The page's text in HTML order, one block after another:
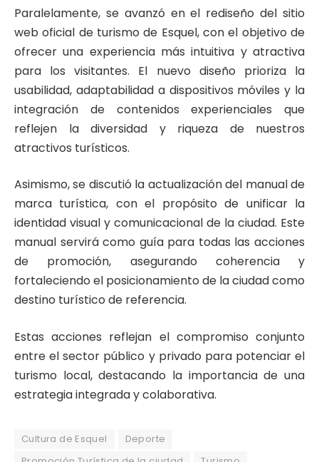
Paralelamente, se avanzó en el rediseño del sitio
web oficial de turismo de Esquel, con el objetivo de
ofrecer una experiencia más intuitiva y atractiva
para los visitantes. El nuevo diseño prioriza la
usabilidad, adaptabilidad a dispositivos móviles y la
integración de contenidos experienciales que
reflejen la diversidad y riqueza de nuestros
atractivos turísticos.
Asimismo, se discutió la actualización del manual de
marca turística, con el propósito de unificar la
identidad visual y comunicacional de la ciudad. Este
manual servirá como guía para todas las acciones
de promoción, asegurando coherencia y
fortaleciendo el posicionamiento de la ciudad como
destino turístico de referencia.
Estas acciones reflejan el compromiso conjunto
entre el sector público y privado para potenciar el
turismo local, destacando la importancia de una
estrategia integrada y colaborativa.
Cultura de Esquel
Deporte